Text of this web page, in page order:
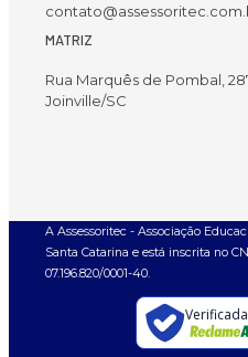
MATRIZ
Rua Marquês de Pombal,
Joinville/SC
A Assessoritec - Associação
Santa Catarina e está inscrita no
07.196.820/0001-40.